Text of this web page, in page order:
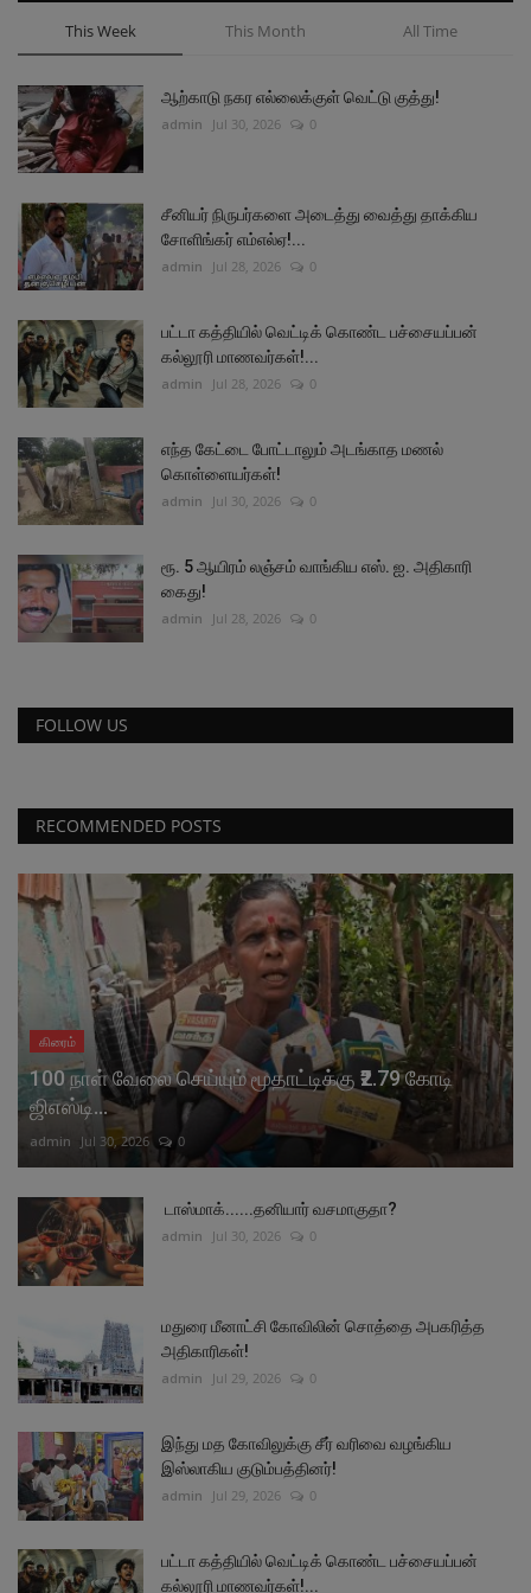
This Week This Month All Time
ஆற்காடு நகர எல்லைக்குள் வெட்டு குத்து!
admin Jul 30, 2026 0
சீனியர் நிருபர்களை அடைத்து வைத்து தாக்கிய
சோளிங்கர் எம்எல்ஏ!...
admin Jul 28, 2026 0
பட்டா கத்தியில் வெட்டிக் கொண்ட பச்சையப்பன்
கல்லூரி மாணவர்கள்!...
admin Jul 28, 2026 0
எந்த கேட்டை போட்டாலும் அடங்காத மணல்
கொள்ளையர்கள்!
admin Jul 30, 2026 0
ரூ. 5 ஆயிரம் லஞ்சம் வாங்கிய எஸ். ஐ. அதிகாரி
கைது!
admin Jul 28, 2026 0
FOLLOW US
RECOMMENDED POSTS
கிரைம்
100 நாள் வேலை செய்யும் மூதாட்டிக்கு ₹2.79 கோடி
ஜிஎஸ்டி...
admin Jul 30, 2026 0
டாஸ்மாக்......தனியார் வசமாகுதா?
admin Jul 30, 2026 0
மதுரை மீனாட்சி கோவிலின் சொத்தை அபகரித்த
அதிகாரிகள்!
admin Jul 29, 2026 0
இந்து மத கோவிலுக்கு சீர் வரிவை வழங்கிய
இஸ்லாகிய குடும்பத்தினர்!
admin Jul 29, 2026 0
பட்டா கத்தியில் வெட்டிக் கொண்ட பச்சையப்பன்
கல்லூரி மாணவர்கள்!...